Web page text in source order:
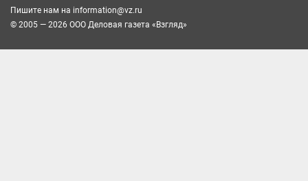
Пишите нам на information@vz.ru
© 2005 — 2026 ООО Деловая газета «Взгляд»